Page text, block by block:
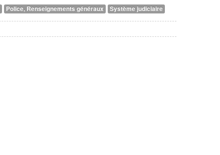
Police, Renseignements généraux Système judiciaire